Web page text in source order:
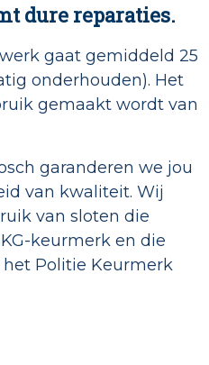
dure reparaties.
gaat gemiddeld 25
onderhouden). Het
gemaakt wordt van
garanderen we jou
van kwaliteit. Wij
van sloten die
keurmerk en die
Politie Keurmerk